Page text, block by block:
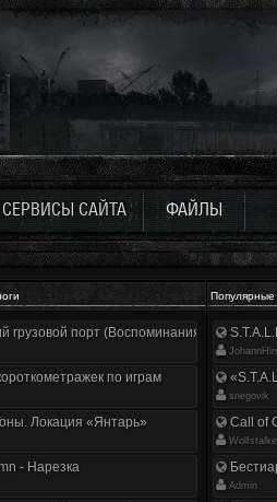
СЕРВИСЫ САЙТА ФАЙЛЫ
Популярные
грузовой порт (Воспоминания
по играм
Локация «Янтарь»
- Нарезка
snegovik
Call of
Аdmin